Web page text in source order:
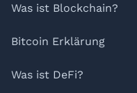
Was ist Blockchain?
Bitcoin Erklärung
Was ist DeFi?